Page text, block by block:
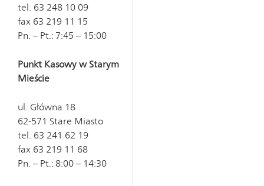
tel. 63 248 10 09
fax 63 219 11 15
Pn. – Pt.: 7:45 – 15:00
Punkt Kasowy w Starym
Mieście
ul. Główna 18
62-571 Stare Miasto
tel. 63 241 62 19
fax 63 219 11 68
Pn. – Pt.: 8:00 – 14:30